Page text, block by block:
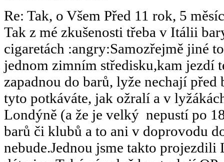
Re: Tak, o Všem Před 11 rok, 5
Tak z mé zkušenosti třeba v Itálii
cigaretách :angry:Samozřejmě jiné
jednom zimním středisku,kam jezdí
zapadnou do barů, lyže nechají
tyto potkáváte, jak ožralí a v
Londýně (a že je velký nepustí po
barů či klubů a to ani v doprovodu
nebude.Jednou jsme takto